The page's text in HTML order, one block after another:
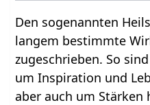
Den sogenannten
langem bestimmte
zugeschrieben. So
um Inspiration und
aber auch um Stärken